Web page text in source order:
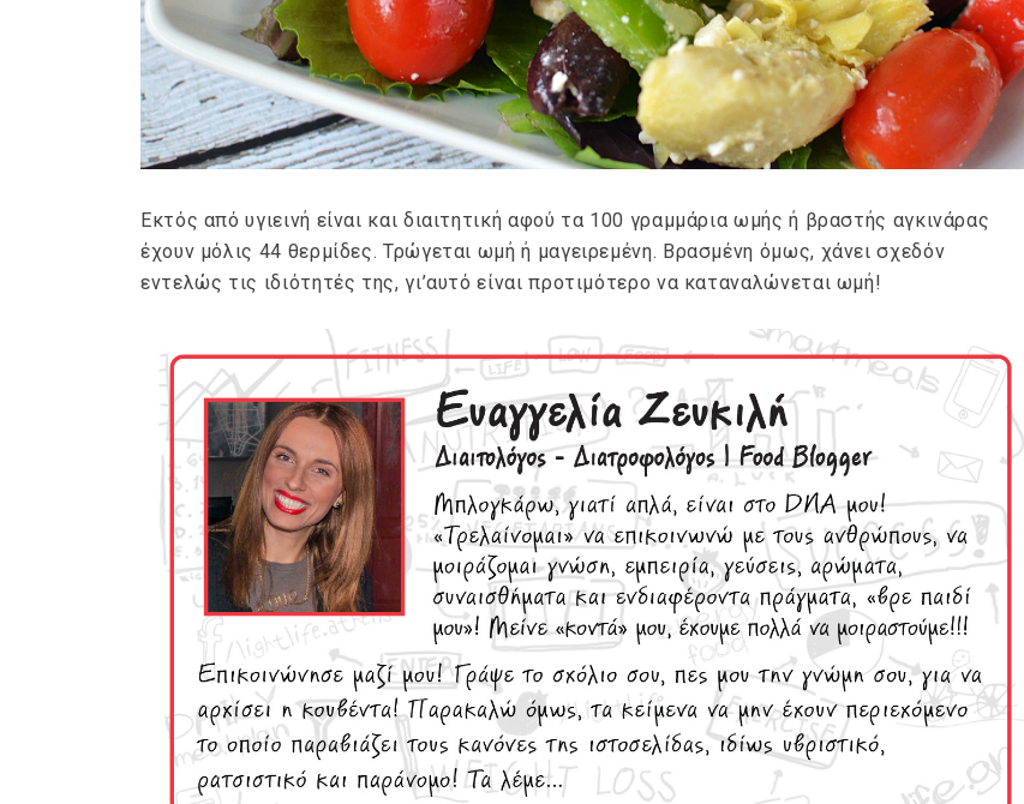
Εκτός από υγιεινή είναι και διαιτητική αφού τα 100 γραμμάρια ωμής ή βραστής αγκινάρας
έχουν μόλις 44 θερμίδες. Τρώγεται ωμή ή μαγειρεμένη. Βρασμένη όμως, χάνει σχεδόν
εντελώς τις ιδιότητές της, γι’αυτό είναι προτιμότερο να καταναλώνεται ωμή!
Σύμφωνα με τους βοτανολόγους (είναι
αυτοί που μελετούν τα φυτά), το
φρούτο είναι το μέρος του φυτού που
αναπτύσσεται από.
Ανάλογα με την ποικιλία τα πεπόνια
διαφέρουν στο σχήμα, στο μέγεθος,
στο χρώμα της φλούδας και της
σάρκας, στο άρωμα.